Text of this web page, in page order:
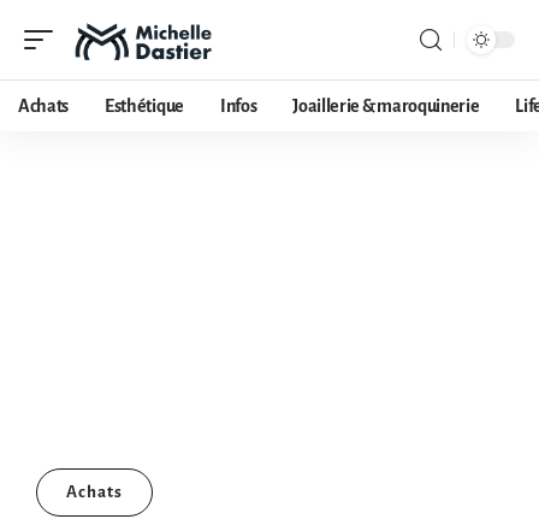
Achats Esthétique Infos Joaillerie & maroquinerie
Achats